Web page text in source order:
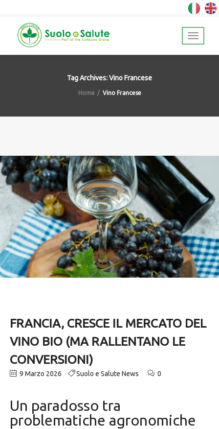
Tag Archives: Vino Francese
Home Vino Francese
FRANCIA, CRESCE IL MERCATO DEL
VINO BIO (MA RALLENTANO LE
CONVERSIONI)
9 Marzo 2026 Suolo e Salute News 0
Un paradosso tra
problematiche agronomiche